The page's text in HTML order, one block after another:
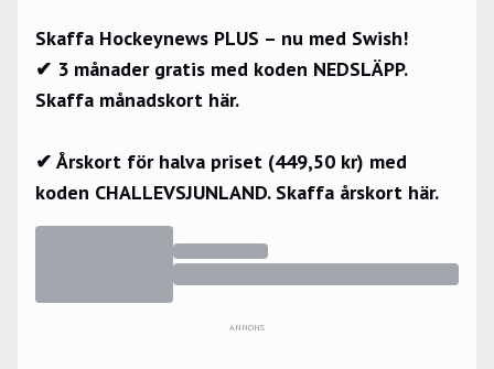
Skaffa Hockeynews PLUS – nu med Swish!
✔ 3 månader gratis med koden NEDSLÄPP.
Skaffa månadskort här.
✔ Årskort för halva priset (449,50 kr) med
koden CHALLEVSJUNLAND. Skaffa årskort här.
ANNONS